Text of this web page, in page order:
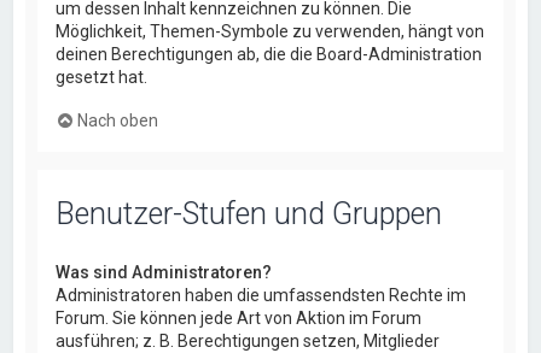
um dessen Inhalt kennzeichnen zu können. Die
Möglichkeit, Themen-Symbole zu verwenden, hängt von
deinen Berechtigungen ab, die die Board-Administration
gesetzt hat.
Nach oben
Benutzer-Stufen und Gruppen
Was sind Administratoren?
Administratoren haben die umfassendsten Rechte im
Forum. Sie können jede Art von Aktion im Forum
ausführen; z. B. Berechtigungen setzen, Mitglieder